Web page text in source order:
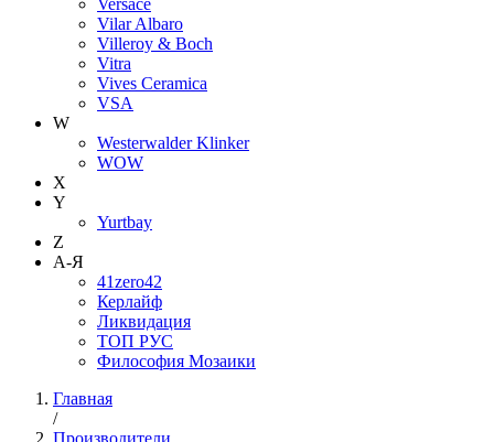
Vilar Albaro
Villeroy & Boch
Vitra
Vives Ceramica
VSA
W
Westerwalder Klinker
WOW
X
Y
Yurtbay
Z
А-Я
41zero42
Керлайф
Ликвидация
ТОП РУС
Философия Мозаики
Главная
/
Производители